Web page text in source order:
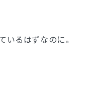
いるはずなのに。